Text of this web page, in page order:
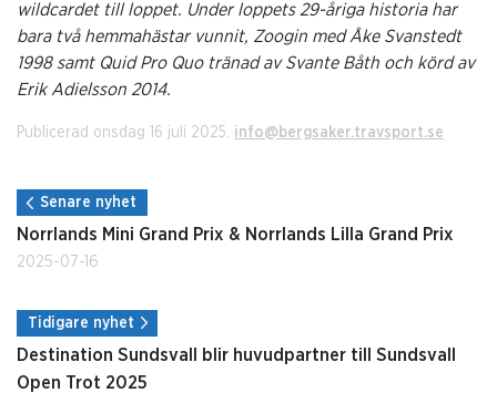
wildcardet till loppet. Under loppets 29-åriga historia har
bara två hemmahästar vunnit, Zoogin med Åke Svanstedt
1998 samt Quid Pro Quo tränad av Svante Båth och körd av
Erik Adielsson 2014.
Publicerad onsdag 16 juli 2025. info@bergsaker.travsport.se
Senare nyhet
Norrlands Mini Grand Prix & Norrlands Lilla Grand Prix
2025-07-16
Tidigare nyhet
Destination Sundsvall blir huvudpartner till Sundsvall
Open Trot 2025